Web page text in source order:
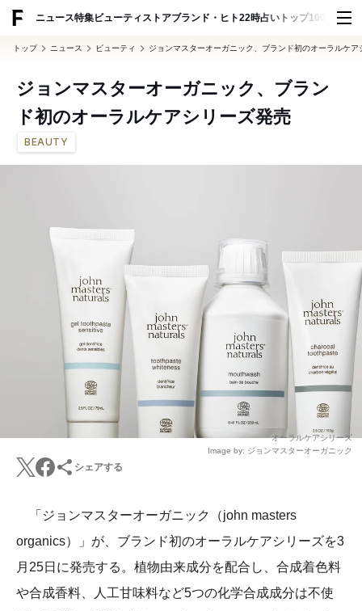
ニュース特集ビューティ ストアブランド・ヒト22時占い トップ100 スナッ
トップ ニュース ビューティ ジョンマスターオーガニック、ブランド初のオーラルケア
ジョンマスターオーガニック、ブラン
ド初のオーラルケアシリーズ発売
BEAUTY
オーラルケアシリーズ
Image by: ジョンマスターオーガニック
シェアする
「ジョンマスターオーガニック（john masters
organics）」が、ブランド初のオーラルケアシリーズを3
月25日に発売する。植物由来成分を配合し、合成着色料
や合成香料、人工甘味料など5つの化学合成成分は不使